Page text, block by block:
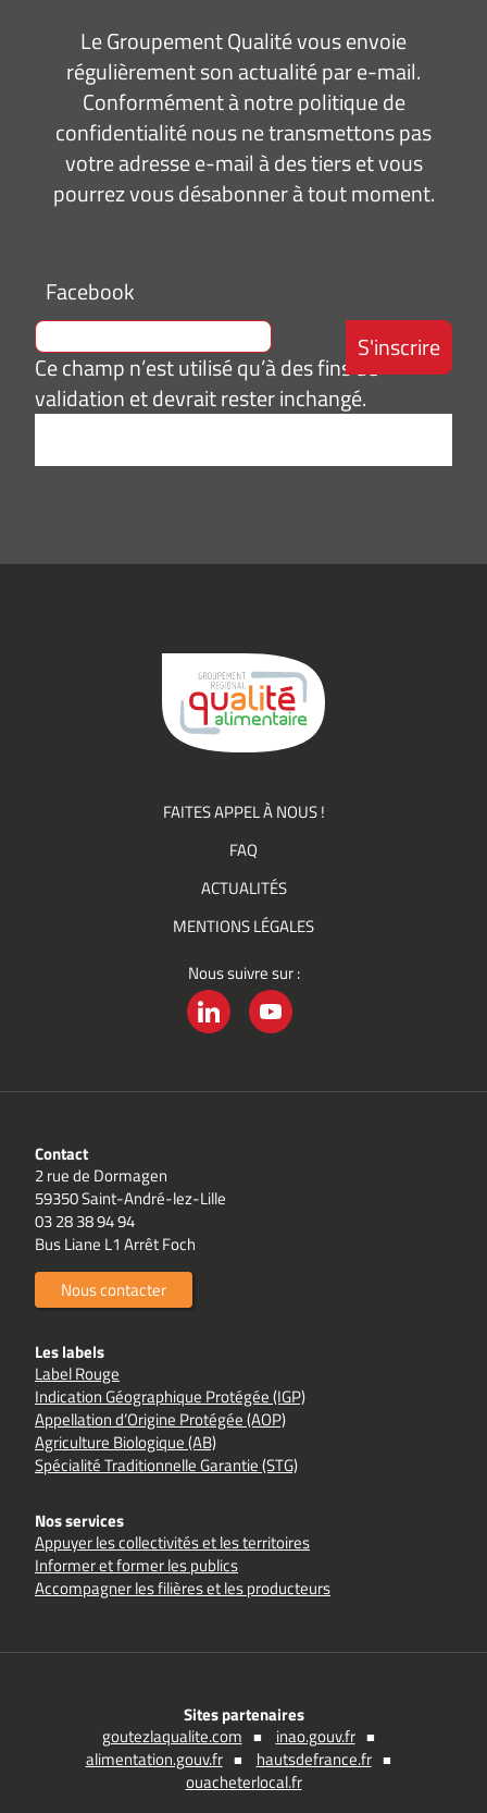
Le Groupement Qualité vous envoie
régulièrement son actualité par e-mail.
Conformément à notre politique de
confidentialité nous ne transmettons pas
votre adresse e-mail à des tiers et vous
pourrez vous désabonner à tout moment.
Facebook
Ce champ n’est utilisé qu’à des fins de
validation et devrait rester inchangé.
e-
FAITES APPEL À NOUS !
FAQ
ACTUALITÉS
MENTIONS LÉGALES
Nous suivre sur :
Contact
2 rue de Dormagen
59350 Saint-André-lez-Lille
03 28 38 94 94
Bus Liane L1 Arrêt Foch
Nous contacter
Les labels
Label Rouge
Indication Géographique Protégée (IGP)
Appellation d’Origine Protégée (AOP)
Agriculture Biologique (AB)
Spécialité Traditionnelle Garantie (STG)
Nos services
Appuyer les collectivités et les territoires
Informer et former les publics
Accompagner les filières et les producteurs
Sites partenaires
goutezlaqualite.com
inao.gouv.fr
alimentation.gouv.fr
hautsdefrance.fr
ouacheterlocal.fr